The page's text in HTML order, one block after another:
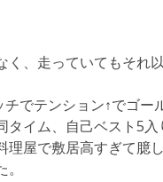
、走っていてもそれ
でテンション↑でゴール
イム、自己ベスト5入
屋で敷居高すぎて臆し